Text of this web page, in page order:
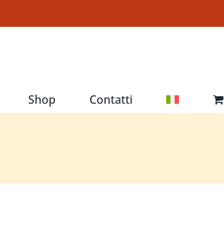
Shop Contatti